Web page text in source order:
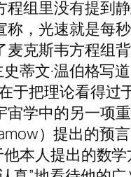
组里没有提到
称，光速就是每
麦克斯韦方程组
蒂文·温伯格写道
于把理论看得过
宙学中的另一项
）提出的预
本人提出的数学